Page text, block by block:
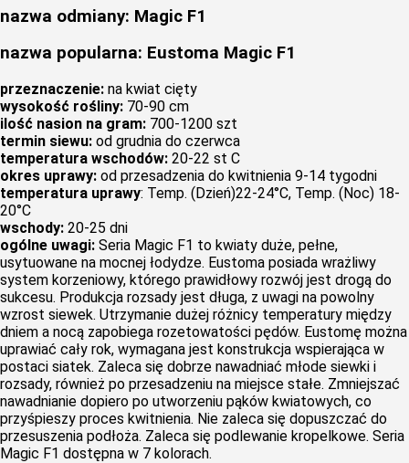
nazwa odmiany: Magic F1
nazwa popularna: Eustoma Magic F1
przeznaczenie: na kwiat cięty
wysokość rośliny: 70-90 cm
ilość nasion na gram: 700-1200 szt
termin siewu: od grudnia do czerwca
temperatura wschodów: 20-22 st C
okres uprawy: od przesadzenia do kwitnienia 9-14 tygodni
temperatura uprawy: Temp. (Dzień)22-24°C, Temp. (Noc) 18-
20°C
wschody: 20-25 dni
ogólne uwagi: Seria Magic F1 to kwiaty duże, pełne,
usytuowane na mocnej łodydze. Eustoma posiada wrażliwy
system korzeniowy, którego prawidłowy rozwój jest drogą do
sukcesu. Produkcja rozsady jest długa, z uwagi na powolny
wzrost siewek. Utrzymanie dużej różnicy temperatury między
dniem a nocą zapobiega rozetowatości pędów. Eustomę można
uprawiać cały rok, wymagana jest konstrukcja wspierająca w
postaci siatek. Zaleca się dobrze nawadniać młode siewki i
rozsady, również po przesadzeniu na miejsce stałe. Zmniejszać
nawadnianie dopiero po utworzeniu pąków kwiatowych, co
przyśpieszy proces kwitnienia. Nie zaleca się dopuszczać do
przesuszenia podłoża. Zaleca się podlewanie kropelkowe. Seria
Magic F1 dostępna w 7 kolorach.